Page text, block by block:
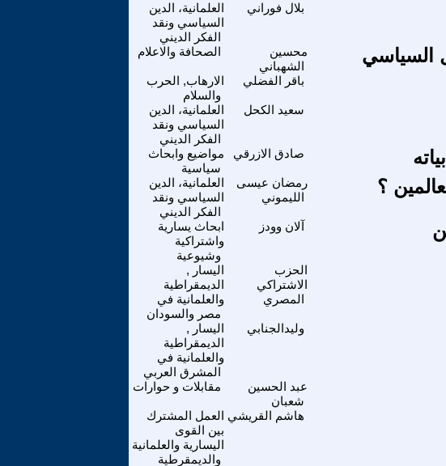
العلمانية، الدين
السياسي ونقد
الفكر الديني
بلال فوراني
الصحافة والاعلام
محسين
الشهباني
السياسي
الارهاب, الحرب
والسلام
باقر الفضلي
العلمانية، الدين
السياسي ونقد
الفكر الديني
سعيد الكحل
مواضيع وابحاث
سياسية
صادق الازرقي
العلمانية، الدين
السياسي ونقد
الفكر الديني
رمضان عيسى
الليموني
؟
ابحاث يسارية
واشتراكية
وشيوعية
آلان وودز
اليسار ,
الديمقراطية
والعلمانية في
مصر والسودان
الحزب
الاشتراكي
المصري
اليسار ,
الديمقراطية
والعلمانية في
المشرق العربي
وليدالجنابي
مقابلات و حوارات
عبد الحسين
شعبان
العمل المشترك
بين القوى
اليسارية والعلمانية
والديمقرطية
هاشم القريشي